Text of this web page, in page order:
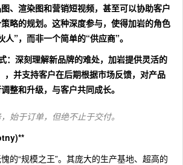
、渲染图和营销短视频，甚至可以协助客户
略的规划。这种深度参与，使得加岩的角色
”，而非一个简单的“供应商”。
：深刻理解新品牌的难处，加岩提供灵活的
，并支持客户在后期根据市场反馈，对产品
整和升级，与客户共同成长。
始于订单，但绝不止于交付。
的“规模之王”。其庞大的生产基地、超高的